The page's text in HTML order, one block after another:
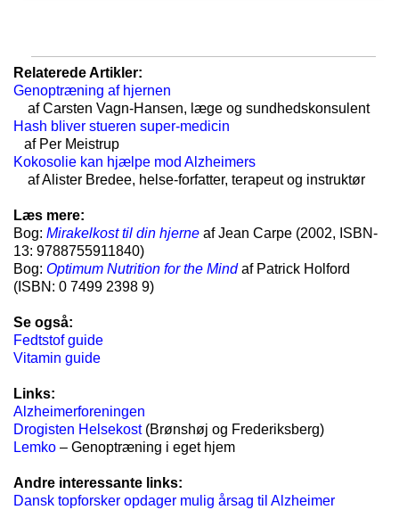
Relaterede Artikler:
Genoptræning af hjernen
af Carsten Vagn-Hansen, læge og sundhedskonsulent
Hash bliver stueren super-medicin
af Per Meistrup
Kokosolie kan hjælpe mod Alzheimers
af Alister Bredee, helse-forfatter, terapeut og instruktør
Læs mere:
Bog: Mirakelkost til din hjerne af Jean Carpe (2002, ISBN-
13: 9788755911840)
Bog: Optimum Nutrition for the Mind af Patrick Holford
(ISBN: 0 7499 2398 9)
Se også:
Fedtstof guide
Vitamin guide
Links:
Alzheimerforeningen
Drogisten Helsekost(Brønshøj og Frederiksberg)
Lemko – Genoptræning i eget hjem
Andre interessante links:
Dansk topforsker opdager mulig årsag til Alzheimer